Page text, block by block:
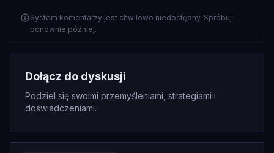
System komentarzy jest chwilowo niedostępny. Spróbuj
ponownie później.
Dołącz do dyskusji
Podziel się swoimi przemyśleniami, strategiami i
doświadczeniami.